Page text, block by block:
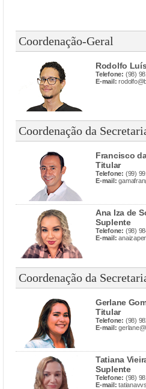
Coordenação-Geral
Rodolfo
Telefone: (98)
E-mail:
Coordenação da
Francisco
Titular
Telefone: (99)
E-mail:
Ana Iza de
Suplente
Telefone: (98)
E-mail:
Coordenação da
Gerlane
Titular
Telefone: (98)
E-mail:
Tatiana
Suplente
Telefone: (98)
E-mail: